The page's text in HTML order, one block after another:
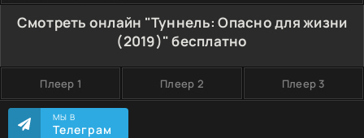
Смотреть онлайн "Туннель: Опасно для жизни
(2019)" бесплатно
Плеер 1 Плеер 2 Плеер 3
МЫ В
Телеграм